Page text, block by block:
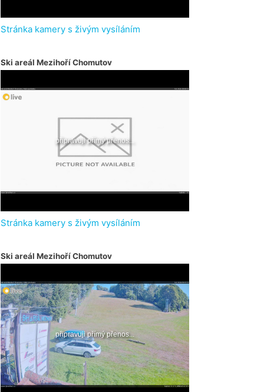
Stránka kamery s živým vysíláním
Ski areál Mezihoří Chomutov
Stránka kamery s živým vysíláním
Ski areál Mezihoří Chomutov